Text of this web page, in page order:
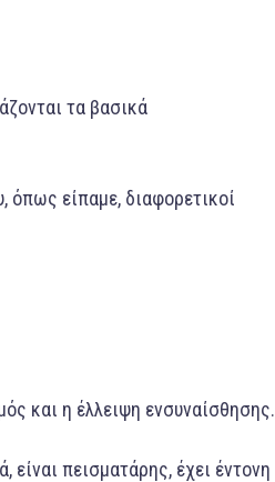
τα βασικά
όπως είπαμε, διαφορετικοί
και η έλλειψη ενσυναίσθησης.
είναι πεισματάρης, έχει έντονη